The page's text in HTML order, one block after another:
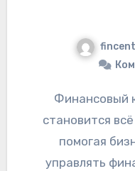
Финансовый консалтинг в Беларуси
становится
помогая
управлять